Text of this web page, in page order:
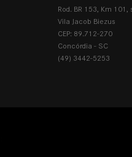
Rod. BR 153, Km 101,
Vila Jacob Biezus
CEP: 89.712-270
Concórdia - SC
(49) 3442-5253